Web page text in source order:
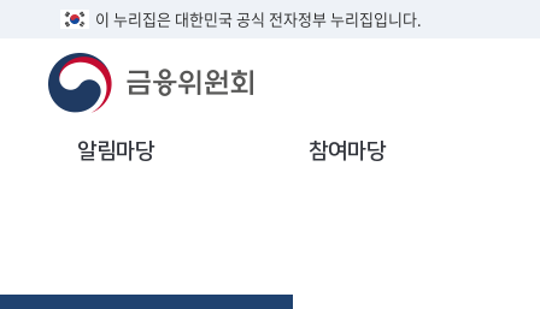
이 누리집은 대한민국 공식 전자정부 누리집입니다.
알림마당 참여마당